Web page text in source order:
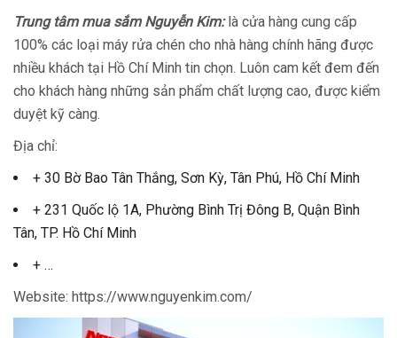
Trung tâm mua sắm Nguyễn Kim: là cửa hàng cung cấp
100% các loại máy rửa chén cho nhà hàng chính hãng được
nhiều khách tại Hồ Chí Minh tin chọn. Luôn cam kết đem đến
cho khách hàng những sản phẩm chất lượng cao, được kiểm
duyệt kỹ càng.
Địa chỉ:
+ 30 Bờ Bao Tân Thắng, Sơn Kỳ, Tân Phú, Hồ Chí Minh
+ 231 Quốc lộ 1A, Phường Bình Trị Đông B, Quận Bình
Tân, TP. Hồ Chí Minh
+ …
Website: https://www.nguyenkim.com/